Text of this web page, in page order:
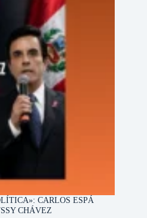
CARLOS ESPÁ
CHÁVEZ